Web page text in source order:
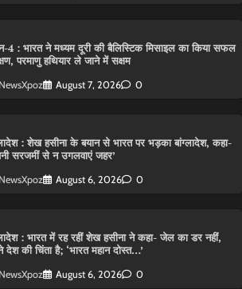
4 : भारत ने मध्यम दूरी की बैलिस्टिक मिसाइल का किया सफल
परमाणु हथियार ले जाने में सक्षम
NewsXpoz August 7, 2026 0
: शेख हसीना के बयान से भारत पर भड़का बांग्लादेश, कहा-
सरजमीं से न उगलवाएं जहर’
NewsXpoz August 6, 2026 0
: भारत में रह रहीं शेख हसीना ने कहा- जेल का डर नहीं,
देश की चिंता है; ‘भारत महान दोस्त…’
NewsXpoz August 6, 2026 0